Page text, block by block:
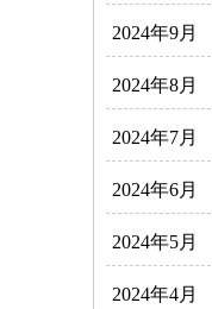
2024年9月
2024年8月
2024年7月
2024年6月
2024年5月
2024年4月